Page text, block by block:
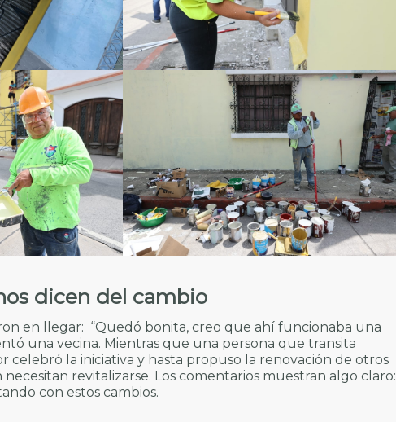
dicen del cambio
en llegar: “Quedó bonita, creo que ahí funcionaba una
una vecina. Mientras que una persona que transita
celebró la iniciativa y hasta propuso la renovación de otros
revitalizarse. Los comentarios muestran algo claro:
con estos cambios.